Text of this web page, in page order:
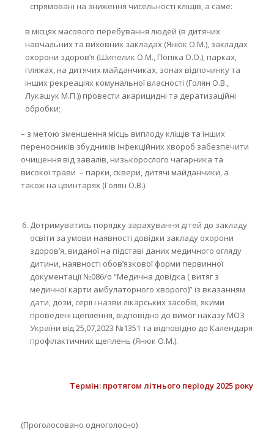
спрямовані на зниження чисельності кліщів, а саме:
в місцях масового перебування людей (в дитячих
навчальних та виховних закладах (Янюк О.М.), закладах
охорони здоров’я (Шипелик О.М., Попіка О.О.), парках,
пляжах, на дитячих майданчиках, зонах відпочинку та
інших рекреаціях комунальної власності (Голян О.В.,
Лукашук М.П.)) провести акарицидні та дератизаційні
обробки;
– з метою зменшення місць виплоду кліщів та інших
переносників збудників інфекційних хвороб забезпечити
очищення від завалів, низькорослого чагарника та
високої трави – парки, сквери, дитячі майданчики, а
також на цвинтарях (Голян О.В.).
Дотримуватись порядку зарахування дітей до закладу
освіти за умови наявності довідки закладу охорони
здоров’я, виданої на підставі даних медичного огляду
дитини, наявності обов’язкової форми первинної
документації №086/о “Медична довідка ( витяг з
медичної карти амбулаторного хворого)” із вказанням
дати, дози, серії і назви лікарських засобів, якими
проведені щеплення, відповідно до вимог наказу МОЗ
України від 25,07,2023 №1351 та відповідно до Календаря
профілактичних щеплень (Янюк О.М.).
Термін: протягом літнього періоду 2025 року
(Проголосовано одноголосно)